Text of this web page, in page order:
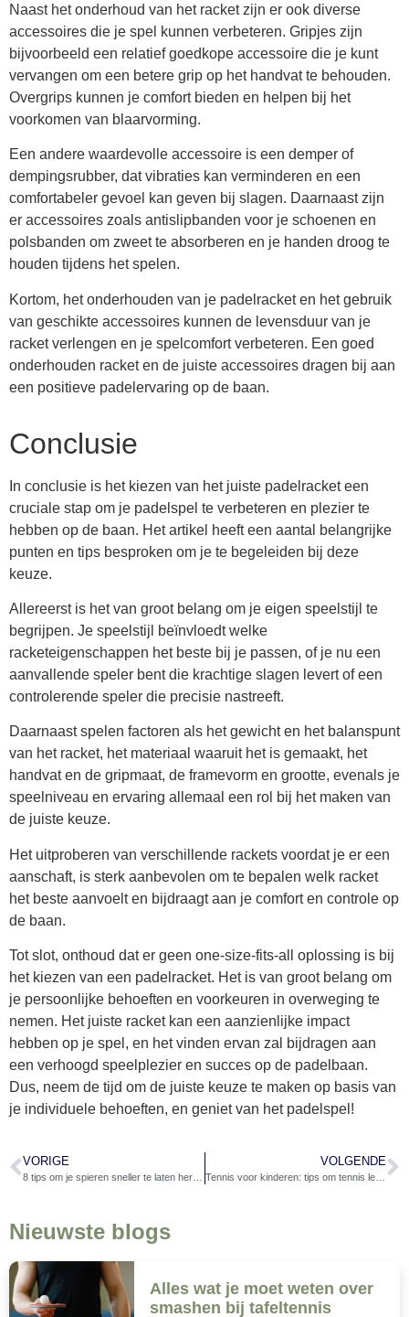
Naast het onderhoud van het racket zijn er ook diverse
accessoires die je spel kunnen verbeteren. Gripjes zijn
bijvoorbeeld een relatief goedkope accessoire die je kunt
vervangen om een betere grip op het handvat te behouden.
Overgrips kunnen je comfort bieden en helpen bij het
voorkomen van blaarvorming.
Een andere waardevolle accessoire is een demper of
dempingsrubber, dat vibraties kan verminderen en een
comfortabeler gevoel kan geven bij slagen. Daarnaast zijn
er accessoires zoals antislipbanden voor je schoenen en
polsbanden om zweet te absorberen en je handen droog te
houden tijdens het spelen.
Kortom, het onderhouden van je padelracket en het gebruik
van geschikte accessoires kunnen de levensduur van je
racket verlengen en je spelcomfort verbeteren. Een goed
onderhouden racket en de juiste accessoires dragen bij aan
een positieve padelervaring op de baan.
Conclusie
In conclusie is het kiezen van het juiste padelracket een
cruciale stap om je padelspel te verbeteren en plezier te
hebben op de baan. Het artikel heeft een aantal belangrijke
punten en tips besproken om je te begeleiden bij deze
keuze.
Allereerst is het van groot belang om je eigen speelstijl te
begrijpen. Je speelstijl beïnvloedt welke
racketeigenschappen het beste bij je passen, of je nu een
aanvallende speler bent die krachtige slagen levert of een
controlerende speler die precisie nastreeft.
Daarnaast spelen factoren als het gewicht en het balanspunt
van het racket, het materiaal waaruit het is gemaakt, het
handvat en de gripmaat, de framevorm en grootte, evenals je
speelniveau en ervaring allemaal een rol bij het maken van
de juiste keuze.
Het uitproberen van verschillende rackets voordat je er een
aanschaft, is sterk aanbevolen om te bepalen welk racket
het beste aanvoelt en bijdraagt aan je comfort en controle op
de baan.
Tot slot, onthoud dat er geen one-size-fits-all oplossing is bij
het kiezen van een padelracket. Het is van groot belang om
je persoonlijke behoeften en voorkeuren in overweging te
nemen. Het juiste racket kan een aanzienlijke impact
hebben op je spel, en het vinden ervan zal bijdragen aan
een verhoogd speelplezier en succes op de padelbaan.
Dus, neem de tijd om de juiste keuze te maken op basis van
je individuele behoeften, en geniet van het padelspel!
VORIGE VOLGENDE
Tennis voor kinderen: tips om tennis leuker voor kinderen te maken
Nieuwste blogs
Alles wat je moet weten over
smashen bij tafeltennis